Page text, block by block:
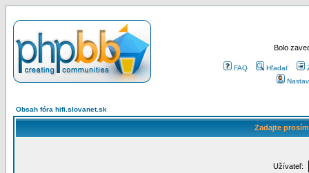
Bolo
FAQ Hľadať
Obsah fóra hifi.slovanet.sk
Zadajte
Užívateľ: